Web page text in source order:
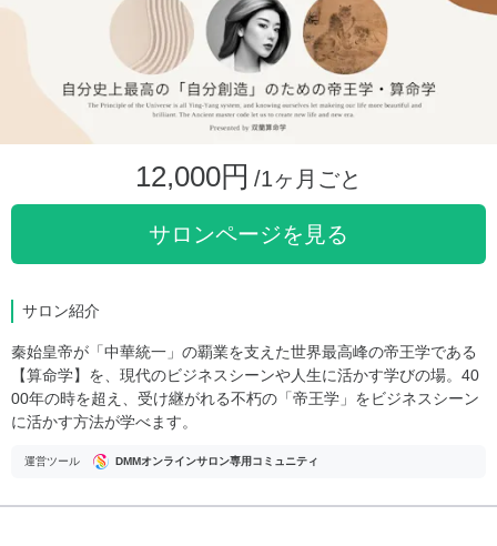
12,000円 /1ヶ月ごと
サロンページを見る
サロン紹介
秦始皇帝が「中華統一」の覇業を支えた世界最高峰の帝王学である
【算命学】を、現代のビジネスシーンや人生に活かす学びの場。40
00年の時を超え、受け継がれる不朽の「帝王学」をビジネスシーン
に活かす方法が学べます。
運営ツール DMMオンラインサロン専用コミュニティ